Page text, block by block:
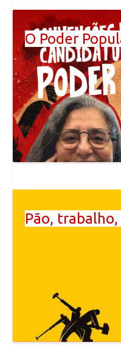
O Poder
Pão,